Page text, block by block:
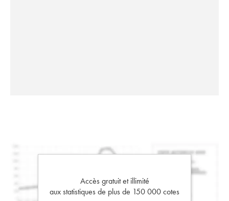
Accès gratuit et illimité
aux statistiques de plus de 150 000 cotes